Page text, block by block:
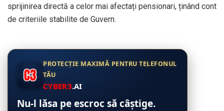
sprijinirea directă a celor mai afectați pensionari, ținând cont
de criteriile stabilite de Guvern.
PROTECȚIE MAXIMĂ PENTRU TELEFONUL
TĂU
CYBER3.AI
Nu-l lăsa pe escroc să câștige.